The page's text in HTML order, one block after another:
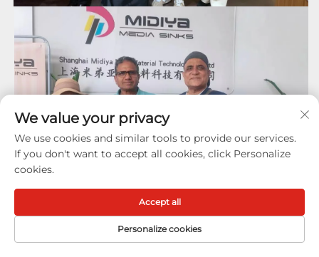
We value your privacy
We use cookies and similar tools to provide our services.
If you don't want to accept all cookies, click Personalize
cookies.
Personalize cookies
Accept all